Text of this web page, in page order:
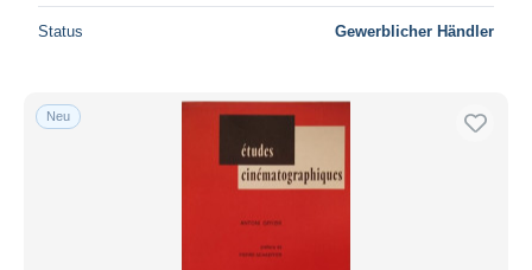
Status Gewerblicher Händler
Neu